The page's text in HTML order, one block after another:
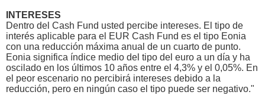
INTERESES
Dentro del Cash Fund usted percibe intereses. El tipo de
interés aplicable para el EUR Cash Fund es el tipo Eonia
con una reducción máxima anual de un cuarto de punto.
Eonia significa índice medio del tipo del euro a un día y ha
oscilado en los últimos 10 años entre el 4,3% y el 0,05%. En
el peor escenario no percibirá intereses debido a la
reducción, pero en ningún caso el tipo puede ser negativo."